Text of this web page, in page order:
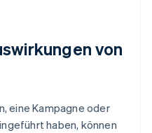
von
eine Kampagne oder
haben, können